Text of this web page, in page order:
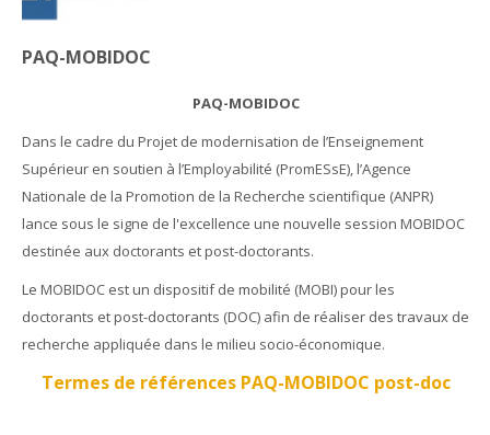
PAQ-MOBIDOC
PAQ-MOBIDOC
Dans le cadre du Projet de modernisation de l’Enseignement
Supérieur en soutien à l’Employabilité (PromESsE), l’Agence
Nationale de la Promotion de la Recherche scientifique (ANPR)
lance sous le signe de l'excellence une nouvelle session MOBIDOC
destinée aux doctorants et post-doctorants.
Le MOBIDOC est un dispositif de mobilité (MOBI) pour les
doctorants et post-doctorants (DOC) afin de réaliser des travaux de
recherche appliquée dans le milieu socio-économique.
Termes de références PAQ-MOBIDOC post-doc